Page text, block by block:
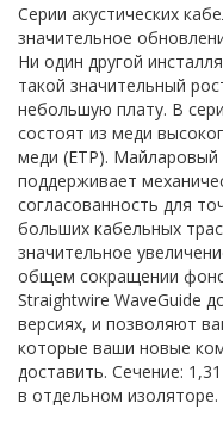
Серии акустических
значительное
Ни один другой
такой значительный
небольшую плату. В
состоят из меди
меди (ETP). Майларовый
поддерживает
согласованность для
больших кабельных
значительное
общем сокращении
Straightwire WaveGuide
версиях, и позволяют
которые ваши новые
доставить. Сечение:
в отдельном